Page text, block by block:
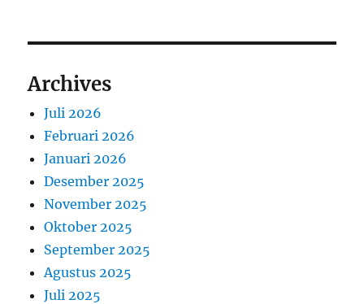
Archives
Juli 2026
Februari 2026
Januari 2026
Desember 2025
November 2025
Oktober 2025
September 2025
Agustus 2025
Juli 2025